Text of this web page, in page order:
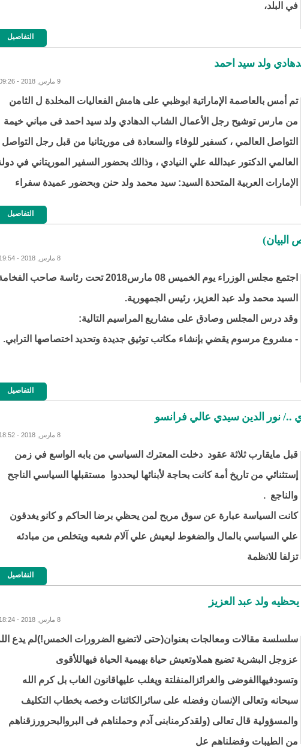
في البلد،
التفاصيل
ولد سيد احمد
9 مارس, 2018 - 09:26
تم أمس بالعاصمة الإماراتية ابوظبي على هامش الفعاليات المخلدة ل الثامن
من مارس توشيح رجل الأعمال الشاب الدهادي ولد سيد احمد فى مباني خيمة
التواصل العالمي ، كسفير للوفاء والسعادة فى موريتانيا من قبل رجل التواصل
العالمي الدكتور عبدالله علي النيادي ، وذالك بحضور السفير الموريتاني في
الإمارات العربية المتحدة السيد: سيد محمد ولد حنن وبحضور عميدة سفراء
التفاصيل
البيان)
8 مارس, 2018 - 19:54
اجتمع مجلس الوزراء يوم الخميس 08 مارس2018 تحت رئاسة صاحب
السيد محمد ولد عبد العزيز، رئيس الجمهورية.
وقد درس المجلس وصادق على مشاريع المراسيم التالية:
- مشروع مرسوم يقضي بإنشاء مكاتب توثيق جديدة وتحديد اختصاصها الترابي.
التفاصيل
نور الدين سيدي عالي فرانسو
8 مارس, 2018 - 18:52
قبل مايقارب ثلاثة عقود دخلت المعترك السياسي من بابه الواسع في زمن
إستثنائي من تاريخ أمة كانت بحاجة لأبنائها ليحددوا مستقبلها السياسي الناجح
والناجع .
كانت السياسة عبارة عن سوق مربح لمن يحظي برضا الحاكم و كانو يغدقون
علي السياسي بالمال والضغوط ليعيش علي آلام شعبه ويتخلص من مبادئه
تزلفا للانظمة
التفاصيل
ولد عبد العزيز
8 مارس, 2018 - 18:24
سلسلسة مقالات ومعالجات بعنوان(حتى لاتضيع الضرورات الخمس!)لم يدع
عزوجل البشرية تضيع هملاوتعيش حياة بهيمية الحياة فيهاللأقوى
وتسودفيهاالفوضى والغرائزالمنفلتة ويغلب عليهاقانون الغاب بل كرم الله
سبحانه وتعالى الإنسان وفضله على سائرالكائنات وخصه بخطاب التكليف
والمسؤولية قال تعالى (ولقدكرمنابنى آدم وحملناهم فى البروالبحرورزقناهم
من الطيبات وفضلناهم عل